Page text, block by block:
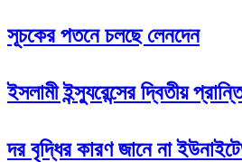
সূচকের পতনে চলছে লেনদেন
ইসলামী ইন্স্যুরেন্সের দ্বিতীয়
দর বৃদ্ধির কারণ জানে না